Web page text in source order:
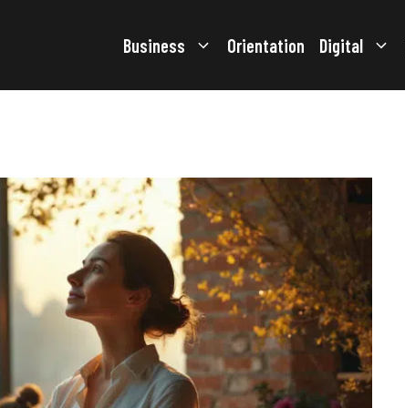
Business Orientation Digital